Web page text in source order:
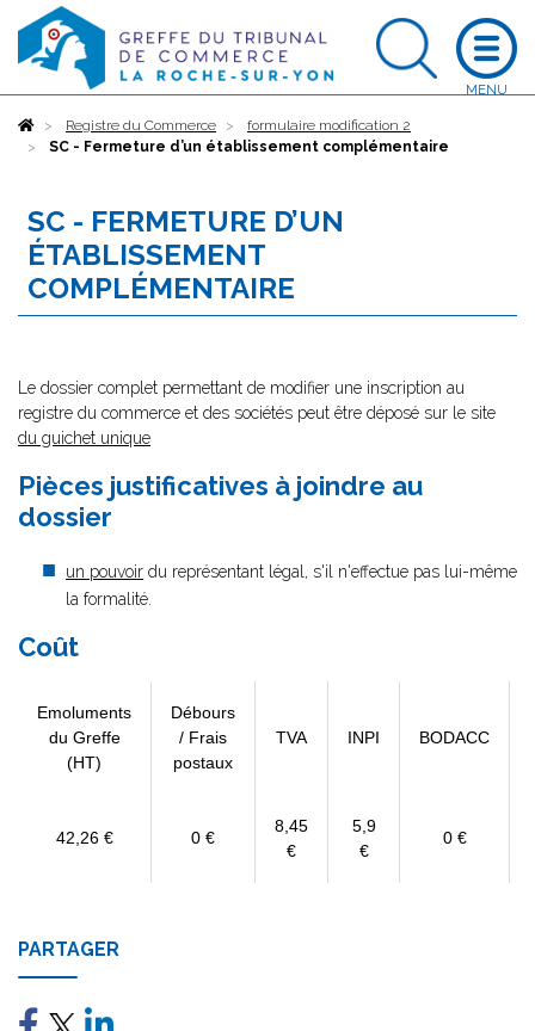
AccueilRegistre du Commerce
formulaire modification 2
SC - Fermeture d’un établissement complémentaire
SC - FERMETURE D’UN
ÉTABLISSEMENT
COMPLÉMENTAIRE
Le dossier complet permettant de modifier une inscription au
registre du commerce et des sociétés peut être déposé sur le site
du guichet unique
Pièces justificatives à joindre au
dossier
un pouvoir du représentant légal, s'il n'effectue pas lui-même
la formalité.
Coût
Emoluments
du Greffe
(HT)
Débours
/ Frais
postaux
TVA INPI BODACC
42,26 € 0 €
8,45
€
5,9
€
0 €
PARTAGER